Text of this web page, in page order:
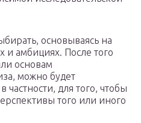
основываясь на
и амбициях. После того
основам
можно будет
частности, для того, чтобы
того или иного